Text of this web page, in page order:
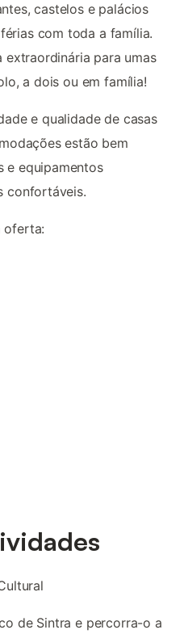
castelos e palácios
com toda a família.
extraordinária para umas
a dois ou em família!
e qualidade de casas
estão bem
e equipamentos
confortáveis.
oferta:
de Sintra e percorra-o a